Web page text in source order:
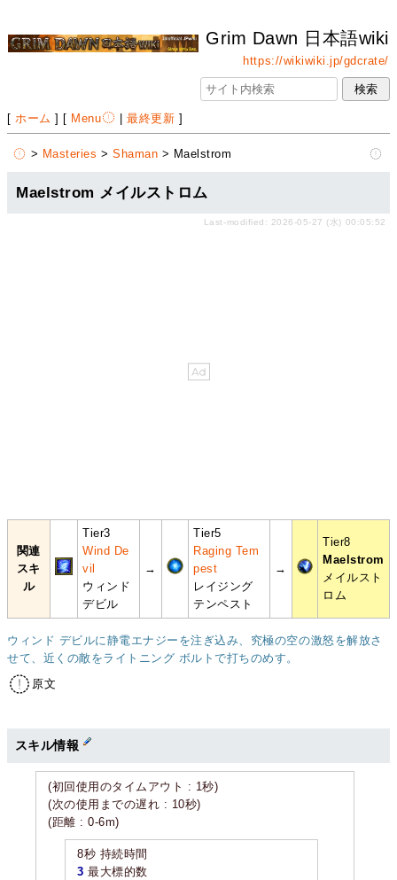
Grim Dawn 日本語wiki
https://wikiwiki.jp/gdcrate/
[ ホーム ] [ Menu |最終更新 ]
> Masteries >Shaman > Maelstrom
Maelstrom メイルストロム
Last-modified: 2026-05-27 (水) 00:05:52
関連
スキ
ル
Tier3
Wind De
vil
ウィンド
デビル
→
Tier5
Raging Tem
pest
レイジング
テンペスト
→
Tier8
Maelstrom
メイルスト
ロム
ウィンド デビルに静電エナジーを注ぎ込み、究極の空の激怒を解放さ
せて、近くの敵をライトニング ボルトで打ちのめす。
原文
スキル情報
(初回使用のタイムアウト : 1秒)
(次の使用までの遅れ : 10秒)
(距離 : 0-6m)
8秒 持続時間
3 最大標的数